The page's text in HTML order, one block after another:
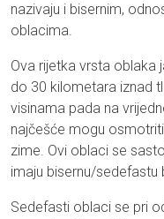
nazivaju i bisernim,
oblacima.
Ova rijetka vrsta oblaka
do 30 kilometara iznad
visinama pada na
najčešće mogu
zime. Ovi oblaci se
imaju bisernu/sedefastu
Sedefasti oblaci se pri